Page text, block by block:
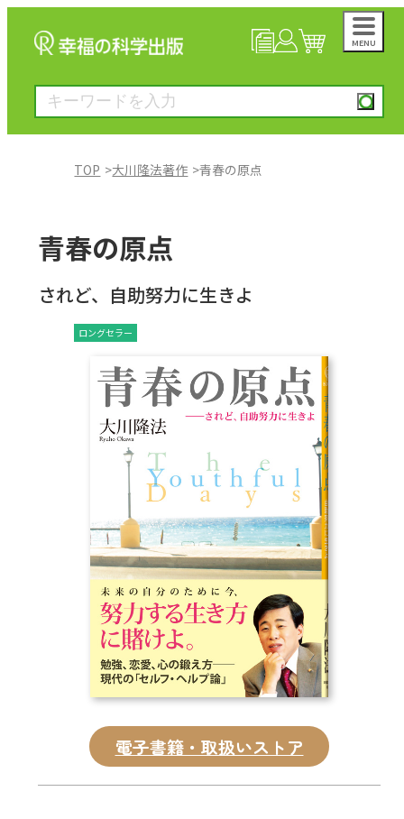
MENU
絵本
雑誌
CD
DVD・ブルーレイ
雑貨
外国語
TOP 大川隆法著作 青春の原点
青春の原点
されど、自助努力に生きよ
ロングセラー
電子書籍・取扱いストア